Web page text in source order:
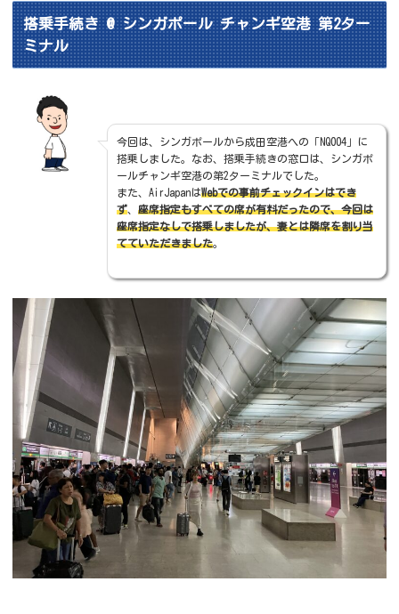
搭乗手続き @ シンガポール チャンギ空港 第2ター
ミナル
今回は、シンガポールから成田空港への「NQ004」に
搭乗しました。なお、搭乗手続きの窓口は、シンガポ
ールチャンギ空港の第2ターミナルでした。
また、AirJapanはWebでの事前チェックインはでき
ず
座席指定もすべての席が有料だったので、今回は
座席指定なしで搭乗しましたが、妻とは隣席を割り当
てていただきました。